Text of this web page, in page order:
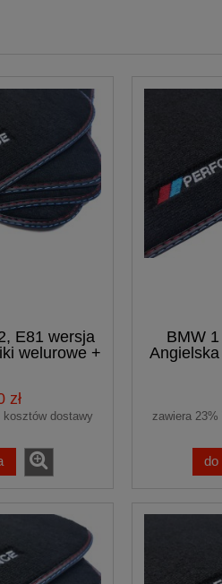
E81 wersja
welurowe +
zł
kosztów dostawy
BMW
zawiera
do